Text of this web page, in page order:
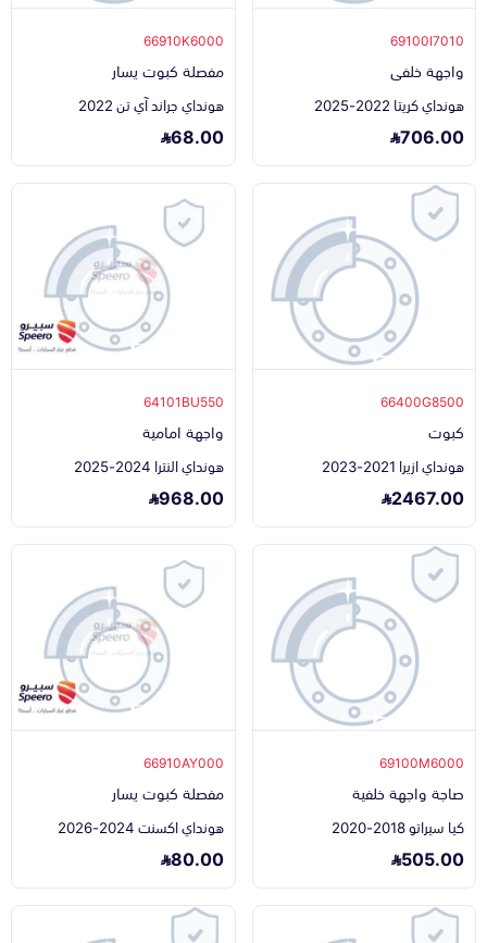
69100I7010
واجهة خلفى
هونداي كريتا 2022-2025
706.00
66910K6000
مفصلة كبوت يسار
هونداي جراند آي تن 2022
68.00
66400G8500
كبوت
هونداي ازيرا 2021-2023
2467.00
64101BU550
واجهة امامية
هونداي النترا 2024-2025
968.00
69100M6000
صاجة واجهة خلفية
كيا سيراتو 2018-2020
505.00
66910AY000
مفصلة كبوت يسار
هونداي اكسنت 2024-2026
80.00